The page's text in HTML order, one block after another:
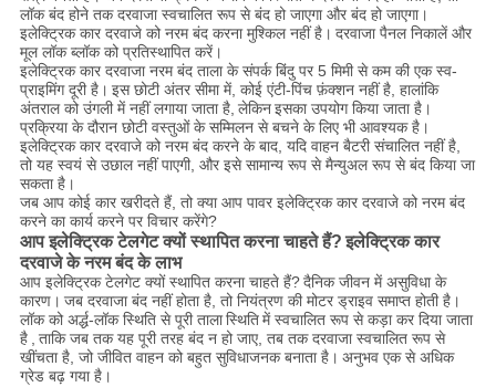
लॉक बंद होने तक दरवाजा स्वचालित रूप से बंद हो जाएगा और बंद हो जाएगा।
इलेक्ट्रिक कार दरवाजे को नरम बंद करना मुश्किल नहीं है। दरवाजा पैनल निकालें और
मूल लॉक ब्लॉक को प्रतिस्थापित करें।
इलेक्ट्रिक कार दरवाजा नरम बंद ताला के संपर्क बिंदु पर 5 मिमी से कम की एक स्व-
प्राइमिंग दूरी है। इस छोटी अंतर सीमा में, कोई एंटी-पिंच फ़ंक्शन नहीं है, हालांकि
अंतराल को उंगली में नहीं लगाया जाता है, लेकिनइसका उपयोग किया जाता है।
प्रक्रिया के दौरान छोटी वस्तुओं के सम्मिलन से बचने के लिए भी आवश्यक है।
इलेक्ट्रिक कार दरवाजे को नरम बंद करने के बाद, यदि वाहन बैटरी संचालित नहीं है,
तो यह स्वयं से उछाल नहीं पाएगी, और इसे सामान्य रूप से मैन्युअल रूप से बंद किया जा
सकता है।
जब आप कोई कार खरीदते हैं, तो क्या आप पावर इलेक्ट्रिक कार दरवाजे को नरम बंद
करने का कार्य करने पर विचार करेंगे?
आप इलेक्ट्रिक टेलगेट क्यों स्थापित करना चाहते हैं? इलेक्ट्रिक कार
दरवाजे के नरम बंद के लाभ
आप इलेक्ट्रिक टेलगेट क्यों स्थापित करना चाहते हैं?दैनिक जीवन में असुविधा के
कारण। जब दरवाजा बंद नहीं होता है, तो नियंत्रण की मोटर ड्राइव समाप्त होती है।
लॉक को अर्द्ध-लॉक स्थिति से पूरी तालास्थितिमें स्वचालित रूप से कड़ा कर दिया जाता
है , ताकि जब तक यह पूरी तरह बंद न हो जाए, तब तक दरवाजा स्वचालित रूप से
खींचता है, जो जीवित वाहन को बहुत सुविधाजनक बनाता है। अनुभव एक से अधिक
ग्रेड बढ़ गया है।